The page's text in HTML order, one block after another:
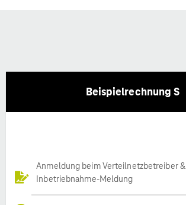
Beispielrechnung S
Anmeldung beim Verteilnetzbetreiber &
Inbetriebnahme-Meldung